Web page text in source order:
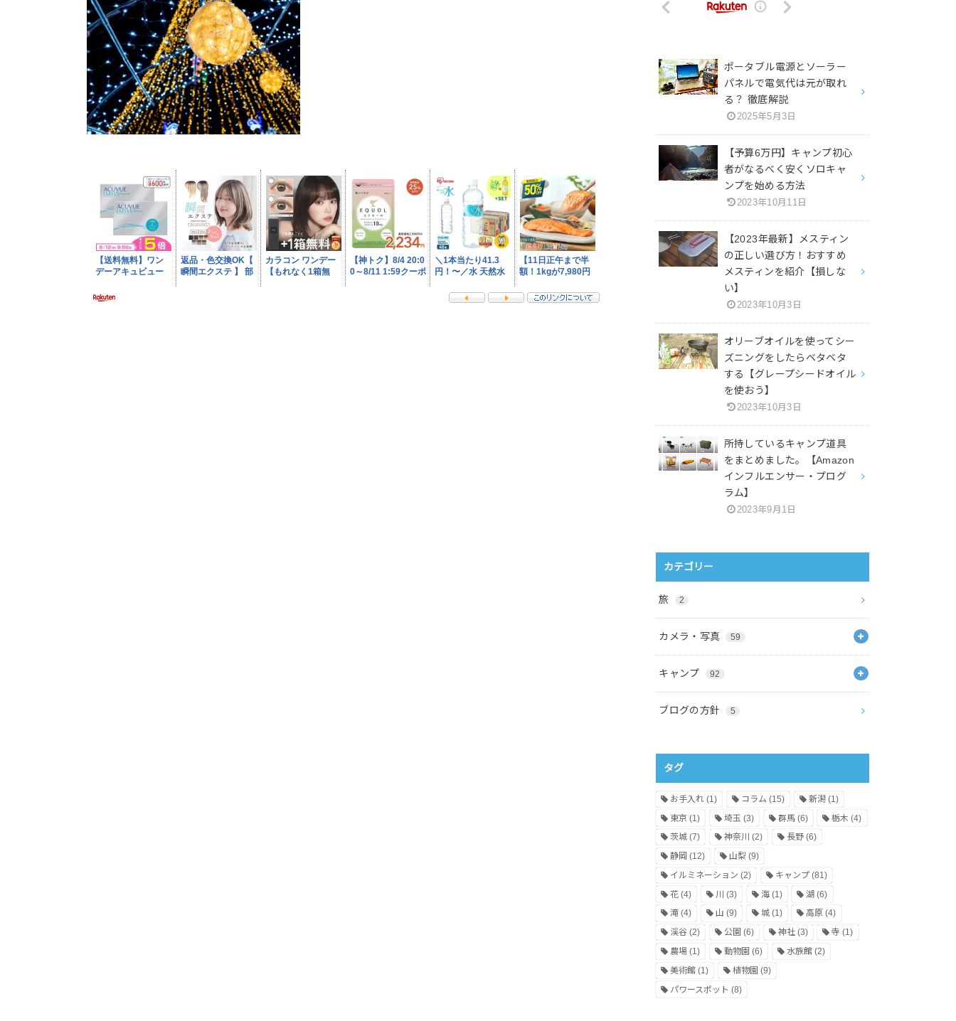
ポータブル電源とソーラー
パネルで電気代は元が取れ
る？ 徹底解説
2025年5月3日
【予算6万円】キャンプ初心
者がなるべく安くソロキャ
ンプを始める方法
2023年10月11日
【2023年最新】メスティン
の正しい選び方！おすすめ
メスティンを紹介【損しな
い】
2023年10月3日
オリーブオイルを使ってシー
ズニングをしたらベタベタ
する【グレープシードオイル
を使おう】
2023年10月3日
所持しているキャンプ道具
をまとめました。【Amazon
インフルエンサー・プログ
ラム】
2023年9月1日
カテゴリー
旅 2
カメラ・写真 59
キャンプ 92
ブログの方針 5
タグ
お手入れ (1) コラム (15) 新潟(1)
東京 (1) 埼玉 (3) 群馬(6) 栃木 (4)
茨城 (7) 神奈川 (2) 長野(6)
静岡 (12) 山梨 (9)
イルミネーション (2) キャンプ(81)
花 (4) 川 (3) 海(1) 湖 (6)
滝 (4) 山 (9) 城(1) 高原 (4)
渓谷 (2) 公園 (6) 神社(3) 寺 (1)
農場 (1) 動物園 (6) 水族館(2)
美術館 (1) 植物園 (9)
パワースポット (8)